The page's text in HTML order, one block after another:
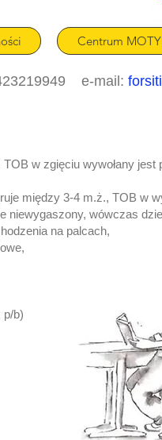
Centrum
w zgięciu wywołany
między 3-4 m.ż., TOB w
niewygaszony, wówczas
na palcach,
p/b)
e-mail: